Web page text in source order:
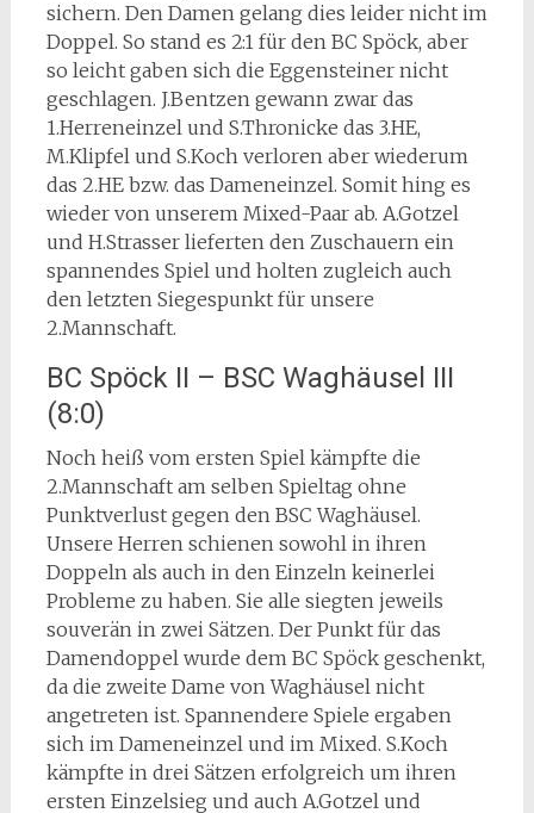
sichern. Den Damen gelang dies leider nicht im
Doppel. So stand es 2:1 für den BC Spöck, aber
so leicht gaben sich die Eggensteiner nicht
geschlagen. J.Bentzen gewann zwar das
1.Herreneinzel und S.Thronicke das 3.HE,
M.Klipfel und S.Koch verloren aber wiederum
das 2.HE bzw. das Dameneinzel. Somit hing es
wieder von unserem Mixed-Paar ab. A.Gotzel
und H.Strasser lieferten den Zuschauern ein
spannendes Spiel und holten zugleich auch
den letzten Siegespunkt für unsere
2.Mannschaft.
BC Spöck II – BSC Waghäusel III
(8:0)
Noch heiß vom ersten Spiel kämpfte die
2.Mannschaft am selben Spieltag ohne
Punktverlust gegen den BSC Waghäusel.
Unsere Herren schienen sowohl in ihren
Doppeln als auch in den Einzeln keinerlei
Probleme zu haben. Sie alle siegten jeweils
souverän in zwei Sätzen. Der Punkt für das
Damendoppel wurde dem BC Spöck geschenkt,
da die zweite Dame von Waghäusel nicht
angetreten ist. Spannendere Spiele ergaben
sich im Dameneinzel und im Mixed. S.Koch
kämpfte in drei Sätzen erfolgreich um ihren
ersten Einzelsieg und auch A.Gotzel und